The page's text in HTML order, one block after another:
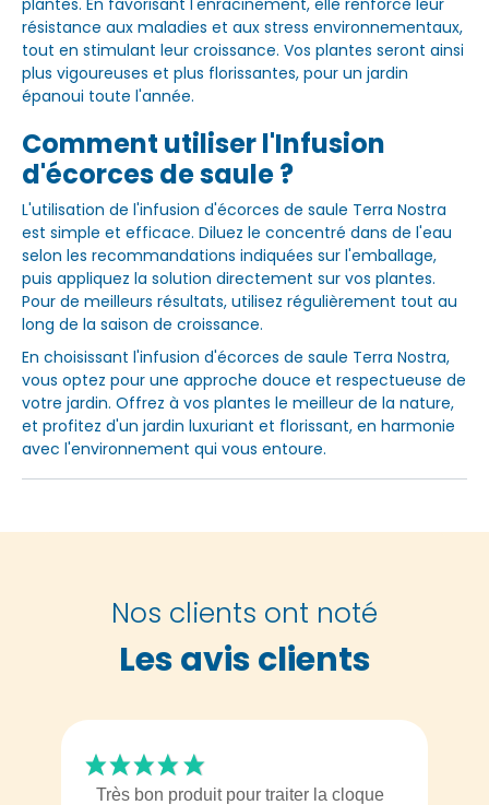
résistance aux maladies et aux stress environnementaux,
tout en stimulant leur croissance. Vos plantes seront ainsi
plus vigoureuses et plus florissantes, pour un jardin
épanoui toute l'année.
Comment utiliser l'Infusion
d'écorces de saule ?
L'utilisation de l'infusion d'écorces de saule Terra Nostra
est simple et efficace. Diluez le concentré dans de l'eau
selon les recommandations indiquées sur l'emballage,
puis appliquez la solution directement sur vos plantes.
Pour de meilleurs résultats, utilisez régulièrement tout au
long de la saison de croissance.
En choisissant l'infusion d'écorces de saule Terra Nostra,
vous optez pour une approche douce et respectueuse de
votre jardin. Offrez à vos plantes le meilleur de la nature,
et profitez d'un jardin luxuriant et florissant, en harmonie
avec l'environnement qui vous entoure.
Nos clients ont noté
Les avis clients
Très bon produit pour traiter la cloque